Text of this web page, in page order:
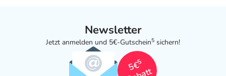
Newsletter
Jetzt anmelden und 5€-Gutschein5 sichern!
5€
5